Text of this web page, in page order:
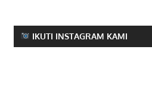
IKUTI INSTAGRAM KAMI